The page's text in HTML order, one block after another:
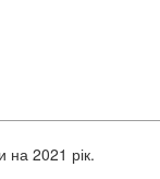
на 2021 рік.